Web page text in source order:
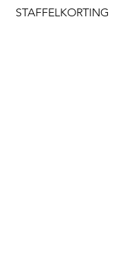
STAFFELKORTING